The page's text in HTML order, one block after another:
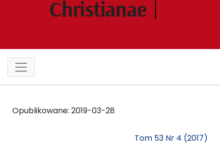
Opublikowane: 2019-03-28
Tom 53 Nr 4 (2017)